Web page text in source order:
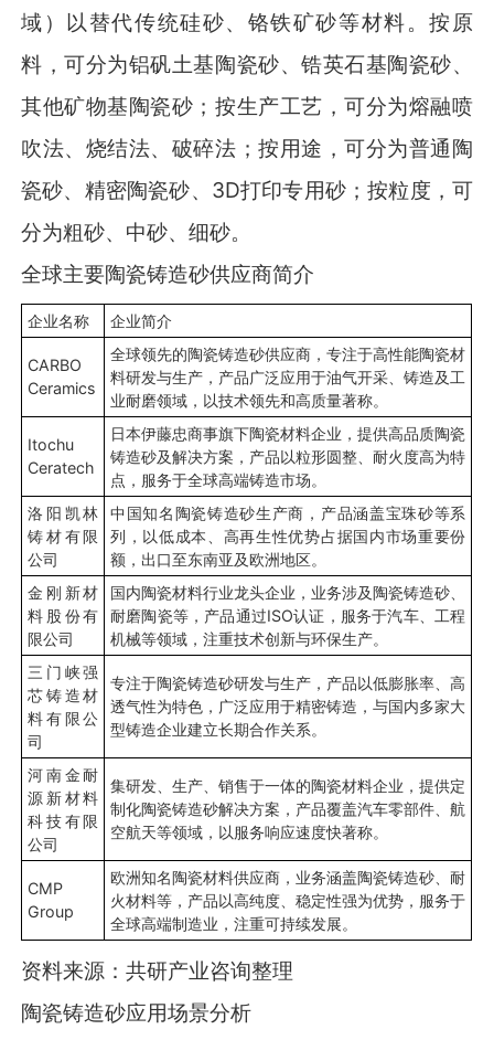
域）以替代传统硅砂、铬铁矿砂等材料。按原
料，可分为铝矾土基陶瓷砂、锆英石基陶瓷砂、
其他矿物基陶瓷砂；按生产工艺，可分为熔融喷
吹法、烧结法、破碎法；按用途，可分为普通陶
瓷砂、精密陶瓷砂、3D打印专用砂；按粒度，可
分为粗砂、中砂、细砂。
全球主要陶瓷铸造砂供应商简介
企业名称 企业简介
CARBO
Ceramics
全球领先的陶瓷铸造砂供应商，专注于高性能陶瓷材
料研发与生产，产品广泛应用于油气开采、铸造及工
业耐磨领域，以技术领先和高质量著称。
Itochu
Ceratech
日本伊藤忠商事旗下陶瓷材料企业，提供高品质陶瓷
铸造砂及解决方案，产品以粒形圆整、耐火度高为特
点，服务于全球高端铸造市场。
洛阳凯林
铸材有限
公司
中国知名陶瓷铸造砂生产商，产品涵盖宝珠砂等系
列，以低成本、高再生性优势占据国内市场重要份
额，出口至东南亚及欧洲地区。
金刚新材
料股份有
限公司
国内陶瓷材料行业龙头企业，业务涉及陶瓷铸造砂、
耐磨陶瓷等，产品通过ISO认证，服务于汽车、工程
机械等领域，注重技术创新与环保生产。
三门峡强
芯铸造材
料有限公
司
专注于陶瓷铸造砂研发与生产，产品以低膨胀率、高
透气性为特色，广泛应用于精密铸造，与国内多家大
型铸造企业建立长期合作关系。
河南金耐
源新材料
科技有限
公司
集研发、生产、销售于一体的陶瓷材料企业，提供定
制化陶瓷铸造砂解决方案，产品覆盖汽车零部件、航
空航天等领域，以服务响应速度快著称。
CMP
Group
欧洲知名陶瓷材料供应商，业务涵盖陶瓷铸造砂、耐
火材料等，产品以高纯度、稳定性强为优势，服务于
全球高端制造业，注重可持续发展。
资料来源：共研产业咨询整理
陶瓷铸造砂应用场景分析